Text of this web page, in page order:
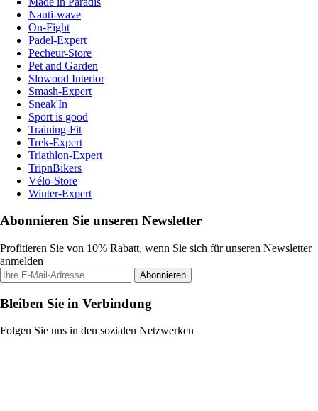
Nauti-wave
On-Fight
Padel-Expert
Pecheur-Store
Pet and Garden
Slowood Interior
Smash-Expert
Sneak'In
Sport is good
Training-Fit
Trek-Expert
Triathlon-Expert
TripnBikers
Vélo-Store
Winter-Expert
Abonnieren Sie unseren Newsletter
Profitieren Sie von 10% Rabatt, wenn Sie sich für unseren Newsletter
anmelden
Abonnieren
Bleiben Sie in Verbindung
Folgen Sie uns in den sozialen Netzwerken